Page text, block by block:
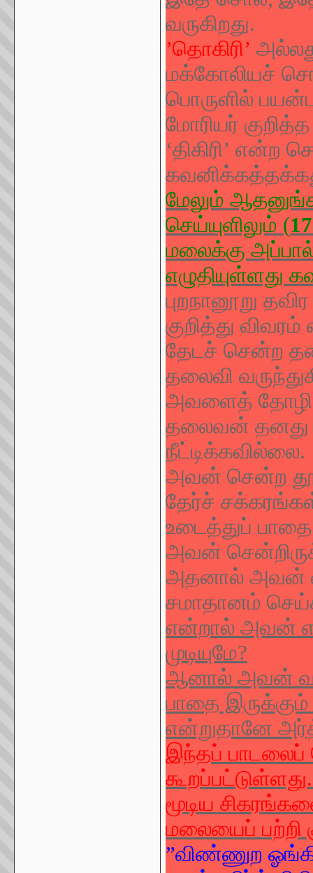
வருகிறது.
’தொகிரி’
மக்கோலியச்
பொருளில்
மோரியர்
‘திகிரி’ என்ற
மேலும்
செய்யுளிலும் (
மலைக்கு
எழுதியுள்ளது
புறநானூறு
குறித்து விவரம்
தேடச் சென்ற
தலைவி
அவளைத் தோழி
தலைவன்
நீட்டிக்கவில்லை.
அவன் சென்ற
தேர்ச்
உடைத்துப்
அவன்
அதனால் அவன்
சமாதானம்
என்றால் அவன்
முடியுமே?
ஆனால் அவன்
பாதை
என்றுதானே
இந்தப்
மூடிய
மலையைப் பற்றி
”விண்ணுற